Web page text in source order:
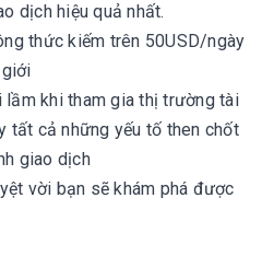
dịch hiệu quả nhất.
thức kiếm trên 50USD/ngày
khi tham gia thị trường tài
tất cả những yếu tố then chốt
giao dịch
vời bạn sẽ khám phá được